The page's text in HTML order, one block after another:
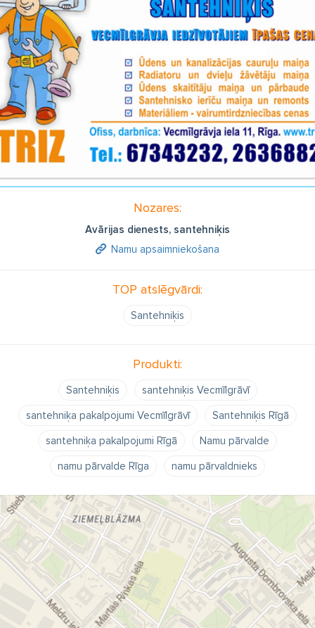
Nozares:
Avārijas dienests, santehniķis
Namu apsaimniekošana
TOP atslēgvārdi:
Santehniķis
Produkti:
Santehniķis
santehniķis Vecmīlgrāvī
santehniķa pakalpojumi Vecmīlgrāvī
Santehniķis Rīgā
santehniķa pakalpojumi Rīgā
Namu pārvalde
namu pārvalde Rīga
namu pārvaldnieks